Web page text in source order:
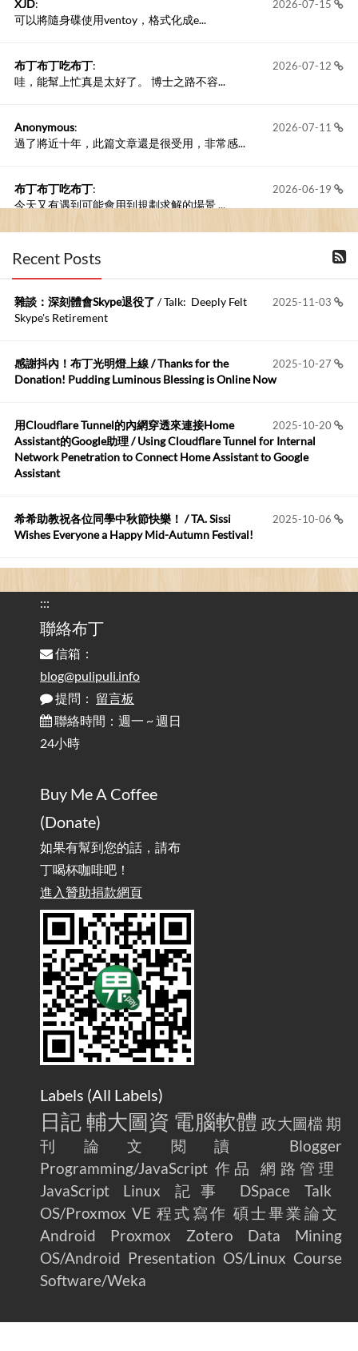
2026-07-15
XJD:
可以將隨身碟使用ventoy，格式化成e...
2026-07-12
布丁布丁吃布丁:
哇，能幫上忙真是太好了。 博士之路不容...
2026-07-11
Anonymous:
過了將近十年，此篇文章還是很受用，非常感...
2026-06-19
布丁布丁吃布丁:
今天又有遇到可能會用到規劃求解的場景 ...
2026-06-18
布丁布丁吃布丁
kage好像也可以下載整個網站 感謝分享
Anonymous
2026-05-17
布丁布丁吃布丁:
2026-05-15
Robertmycs:
這篇WinXP公用電腦安裝與優化的步驟超...
您好,首先肯定感謝您造福許多莘莘學子。有...
Recent Posts
2025-11-03
雜談：深刻體會Skype退役了 / Talk: Deeply Felt
Skype's Retirement
2025-10-27
感謝抖內！布丁光明燈上線 / Thanks for the
Donation! Pudding Luminous Blessing is Online Now
2025-10-20
用Cloudflare Tunnel的內網穿透來連接Home
Assistant的Google助理 / Using Cloudflare Tunnel for Internal
Network Penetration to Connect Home Assistant to Google
Assistant
2025-10-06
希希助教祝各位同學中秋節快樂！ / TA. Sissi
Wishes Everyone a Happy Mid-Autumn Festival!
為何桌前打字總是腰痠背痛？桌子高度和螢幕高度
對人體工學的影響 / The Effect of Desk and Monitor Height on
Ergonomics: Why Does Typing at a Desk Often Lead to Back Pain?
行動網路無法連線？三星手機簡易解決方案
/ Mobile Network Not Connecting? Easy Solutions for Samsung
實作相容OpenAI API，但背後不是OpenAI的API服
務 / Implementing OpenAI API-Compatible Services, But Not
Powered by OpenAI
雜談：生活小技巧之用魔鬼氈避免機車鑰匙脫落吧
/ Talk: Use Velcro to Prevent Your Motorcycle Key From Falling
AdGuard Home不只是拿來擋廣告/ AdGuard
Home Is More Than Just an Ad Blocker
:::
聯絡布丁
信箱：
blog@pulipuli.info
提問： 留言板
聯絡時間：週一 ~ 週日
24小時
Buy Me A Coffee
(Donate)
如果有幫到您的話，請布
丁喝杯咖啡吧！
進入贊助捐款網頁
Labels (All Labels)
日記 輔大圖資 電腦軟體 政大圖檔 期
刊論文閱讀
Blogger
Programming/JavaScript 作品
網路管理
JavaScript
Linux 記事 DSpace
Talk
OS/Proxmox VE 程式寫作 碩士畢業論文
Android
Proxmox Zotero
Data Mining
OS/Android Presentation OS/Linux Course
Software/Weka